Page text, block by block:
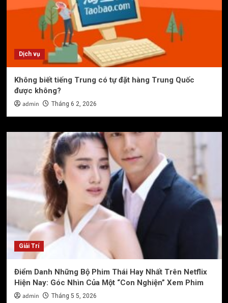
Dịch vụ
Không biết tiếng Trung có tự đặt hàng Trung Quốc
được không?
admin Tháng 6 2, 2026
Giải Trí
Điểm Danh Những Bộ Phim Thái Hay Nhất Trên Netflix
Hiện Nay: Góc Nhìn Của Một “Con Nghiện” Xem Phim
admin Tháng 5 5, 2026